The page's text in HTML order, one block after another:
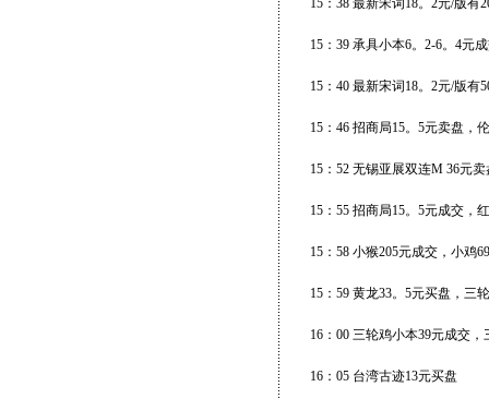
15：38 最新宋词18。2元/版有
15：39 承具小本6。2-6。4元
15：40 最新宋词18。2元/版有
15：46 招商局15。5元卖盘，
15：52 无锡亚展双连M 36元
15：55 招商局15。5元成交，
15：58 小猴205元成交，小鸡
15：59 黄龙33。5元买盘，三
16：00 三轮鸡小本39元成交
16：05 台湾古迹13元买盘